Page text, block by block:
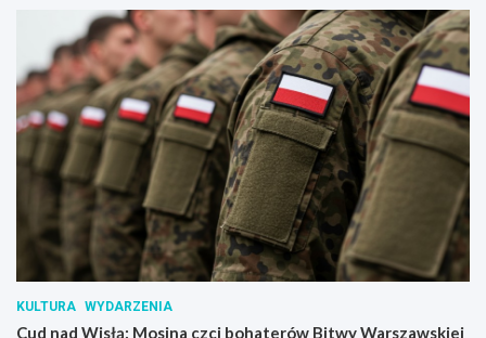
KULTURA WYDARZENIA
Cud nad Wisłą: Mosina czci bohaterów Bitwy Warszawskiej